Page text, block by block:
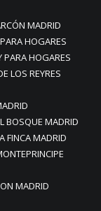
MADRID
HOGARES
PARA HOGARES
LOS REYRES
BOSQUE MADRID
FINCA MADRID
MADRID